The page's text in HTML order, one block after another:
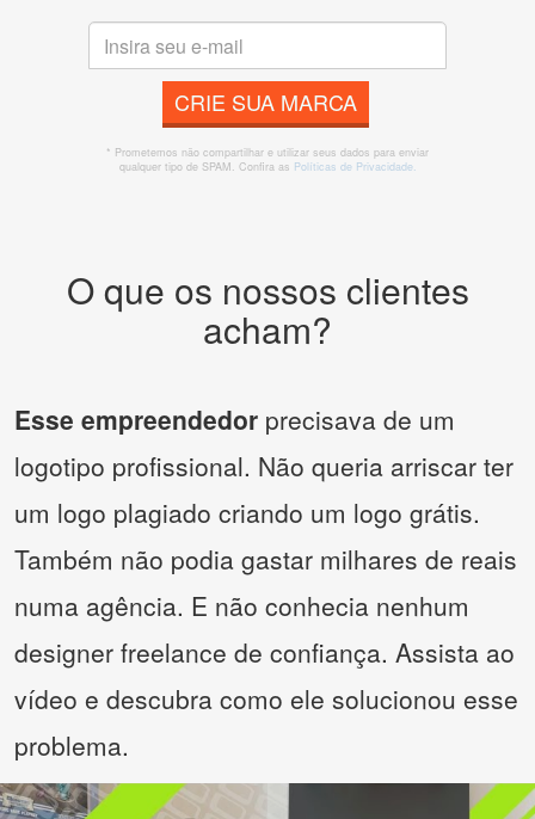
CRIE SUA MARCA
* Prometemos não compartilhar e utilizar seus dados para enviar
qualquer tipo de SPAM. Confira as Políticas de Privacidade.
O que os nossos clientes
acham?
Esse empreendedor precisava de um
logotipo profissional. Não queria arriscar ter
um logo plagiado criando um logo grátis.
Também não podia gastar milhares de reais
numa agência. E não conhecia nenhum
designer freelance de confiança. Assista ao
vídeo e descubra como ele solucionou esse
problema.